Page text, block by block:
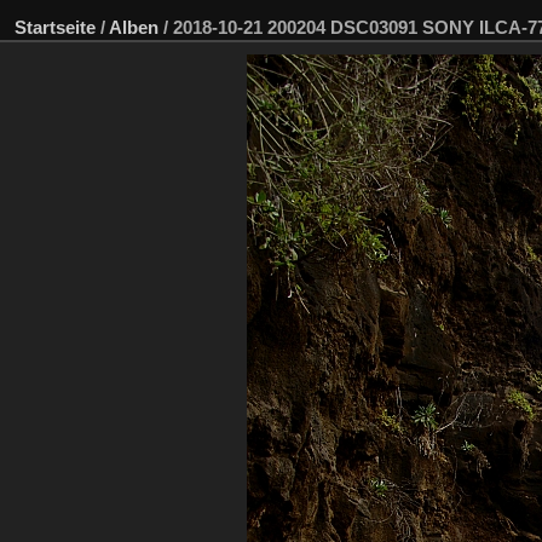
Startseite / Alben / 2018-10-21 200204 DSC03091 SONY ILCA-